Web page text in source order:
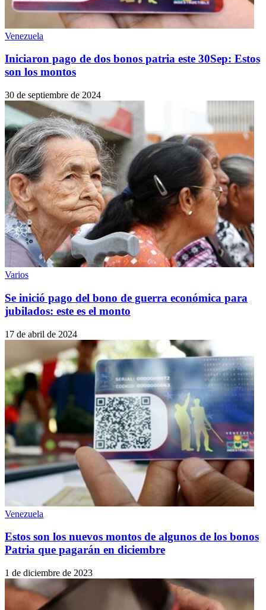
Venezuela
Iniciaron pago de dos bonos patria este 30Sep: Estos
son los montos
30 de septiembre de 2024
Varios
Se inició pago del bono de guerra económica para
jubilados: este es el monto
17 de abril de 2024
Venezuela
Estos son los nuevos montos de algunos de los bonos
Patria que pagarán en diciembre
1 de diciembre de 2023